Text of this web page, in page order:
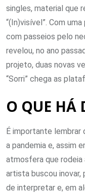
singles, material que
“(In)visível”. Com
com passeios pelo
revelou, no ano
projeto, duas novas
“Sorri” chega as
O QUE HÁ
É importante lembrar
a pandemia e, assim
atmosfera que rodeia
artista buscou inovar,
de interpretar e, em